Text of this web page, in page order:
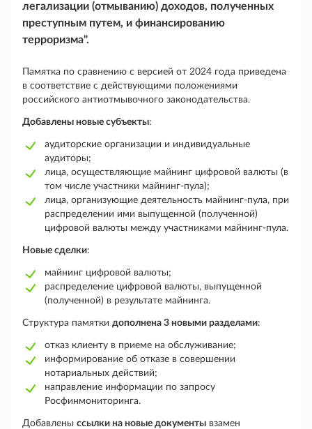
легализации (отмыванию) доходов, полученных
преступным путем, и финансированию
терроризма".
Памятка по сравнению с версией от 2024 года приведена
в соответствие с действующими положениями
российского антиотмывочного законодательства.
Добавлены новые субъекты:
аудиторские организации и индивидуальные
аудиторы;
лица, осуществляющие майнинг цифровой валюты (в
том числе участники майнинг-пула);
лица, организующие деятельность майнинг-пула, при
распределении ими выпущенной (полученной)
цифровой валюты между участниками майнинг-пула.
Новые сделки:
майнинг цифровой валюты;
распределение цифровой валюты, выпущенной
(полученной) в результате майнинга.
Структура памятки дополнена 3 новыми разделами:
отказ клиенту в приеме на обслуживание;
информирование об отказе в совершении
нотариальных действий;
направление информации по запросу
Росфинмониторинга.
Добавлены ссылки на новые документы взамен